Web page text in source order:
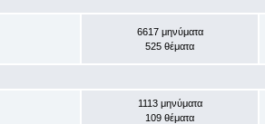
6617 μηνύματα
525 θέματα
1113 μηνύματα
109 θέματα